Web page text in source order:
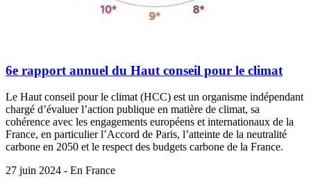
6e rapport annuel du Haut conseil pour le climat
Le Haut conseil pour le climat (HCC) est un organisme indépendant
chargé d’évaluer l’action publique en matière de climat, sa
cohérence avec les engagements européens et internationaux de la
France, en particulier l’Accord de Paris, l’atteinte de la neutralité
carbone en 2050 et le respect des budgets carbone de la France.
27 juin 2024 - En France